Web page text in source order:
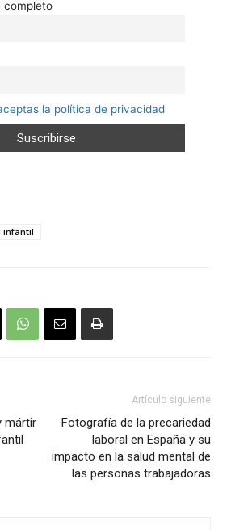
completo
la política de privacidad
infantil
mártir
Artículo siguiente
Fotografía de la precariedad
laboral en España y su
impacto en la salud mental de
las personas trabajadoras